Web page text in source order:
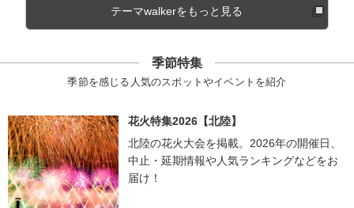
テーマwalkerをもっと見る
季節特集
季節を感じる人気のスポットやイベントを紹介
花火特集2026【北陸】
北陸の花火大会を掲載。2026年の開催日、
中止・延期情報や人気ランキングなどをお
届け！